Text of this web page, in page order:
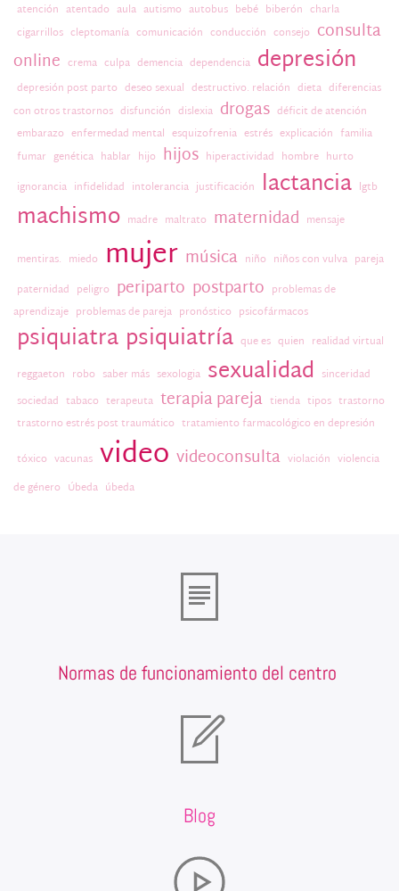
atención atentado aula autismo autobus bebé biberón charla
cigarrillos cleptomanía comunicación conducción consejo consulta
online crema culpa demencia dependencia depresión
depresión post parto deseo sexual destructivo. relación dieta diferencias
con otros trastornos disfunción dislexia drogas déficit de atención
embarazo enfermedad mental esquizofrenia estrés explicación familia
fumar genética hablar hijo hijos hiperactividad hombre hurto
ignorancia infidelidad intolerancia justificación lactancia lgtb
machismo madre maltrato maternidad mensaje
mentiras. miedo mujer música niño niños con vulva pareja
paternidad peligro periparto postparto problemas de
aprendizaje problemas de pareja pronóstico psicofármacos
psiquiatra psiquiatría que es quien realidad virtual
reggaeton robo saber más sexologia sexualidad sinceridad
sociedad tabaco terapeuta terapia pareja tienda tipos trastorno
trastorno estrés post traumático tratamiento farmacológico en depresión
tóxico vacunas video videoconsulta violación violencia
de género Úbeda úbeda
Normas de funcionamiento del centro
Blog